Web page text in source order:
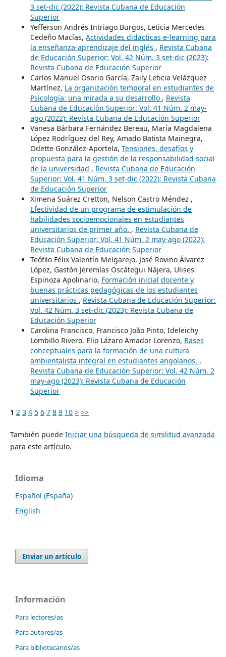
3 set-dic (2022): Revista Cubana de Educación
Superior
Yefferson Andrés Intriago Burgos, Leticia Mercedes
Cedeño Macías, Actividades didácticas e-learning para
la enseñanza-aprendizaje del inglés , Revista Cubana
de Educación Superior: Vol. 42 Núm. 3 set-dic (2023):
Revista Cubana de Educación Superior
Carlos Manuel Osorio García, Zaily Leticia Velázquez
Martínez, La organización temporal en estudiantes de
Psicología: una mirada a su desarrollo , Revista
Cubana de Educación Superior: Vol. 41 Núm. 2 may-
ago (2022): Revista Cubana de Educación Superior
Vanesa Bárbara Fernández Bereau, María Magdalena
López Rodríguez del Rey, Amado Batista Mainegra,
Odette González-Aportela, Tensiones, desafíos y
propuesta para la gestión de la responsabilidad social
de la universidad , Revista Cubana de Educación
Superior: Vol. 41 Núm. 3 set-dic (2022): Revista Cubana
de Educación Superior
Ximena Suárez Cretton, Nelson Castro Méndez ,
Efectividad de un programa de estimulación de
habilidades socioemocionales en estudiantes
universitarios de primer año. , Revista Cubana de
Educación Superior: Vol. 41 Núm. 2 may-ago (2022):
Revista Cubana de Educación Superior
Teófilo Félix Valentín Melgarejo, José Rovino Álvarez
López, Gastón Jeremías Oscátegui Nájera, Ulises
Espinoza Apolinario, Formación inicial docente y
buenas prácticas pedagógicas de los estudiantes
universitarios , Revista Cubana de Educación Superior:
Vol. 42 Núm. 3 set-dic (2023): Revista Cubana de
Educación Superior
Carolina Francisco, Francisco João Pinto, Ideleichy
Lombillo Rivero, Elio Lázaro Amador Lorenzo, Bases
conceptuales para la formación de una cultura
ambientalista integral en estudiantes angolanos. ,
Revista Cubana de Educación Superior: Vol. 42 Núm. 2
may-ago (2023): Revista Cubana de Educación
Superior
1 2 3 4 5 6 7 8 9 10 > >>
También puede Iniciar una búsqueda de similitud avanzada
para este artículo.
Idioma
Español (España)
English
Enviar un artículo
Información
Para lectores/as
Para autores/as
Para bibliotecarios/as